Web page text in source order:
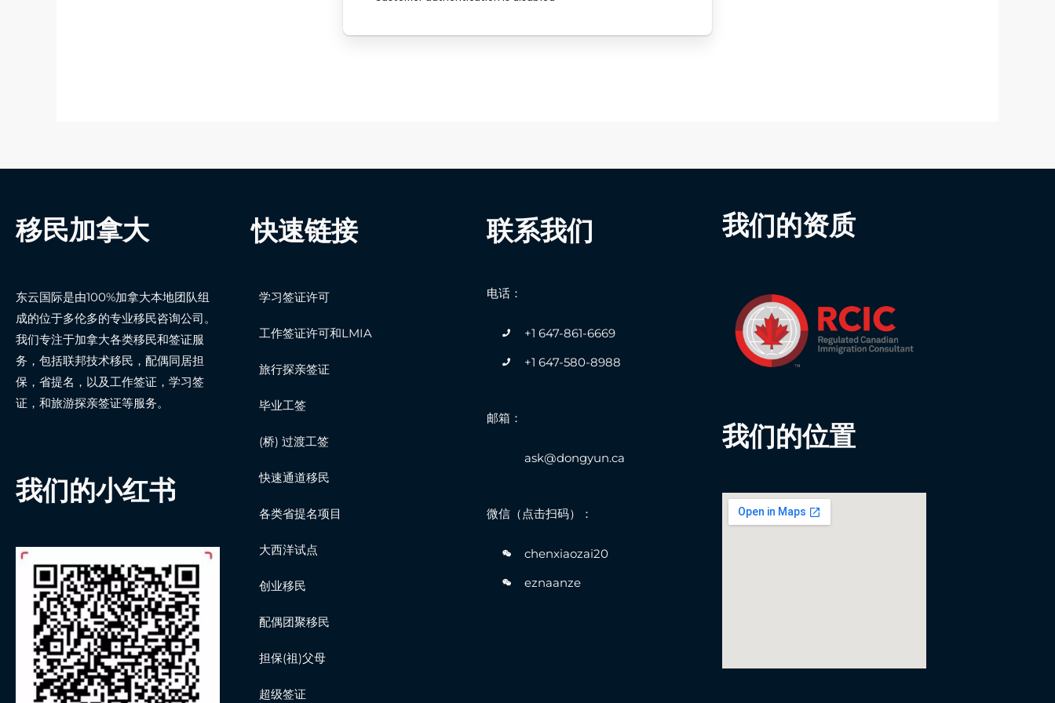
移民加拿大
东云国际是由100%加拿大本地团队组
成的位于多伦多的专业移民咨询公司。
我们专注于加拿大各类移民和签证服
务，包括联邦技术移民，配偶同居担
保，省提名，以及工作签证，学习签
证，和旅游探亲签证等服务。
我们的小红书
快速链接
学习签证许可
工作签证许可和LMIA
旅行探亲签证
毕业工签
(桥) 过渡工签
快速通道移民
各类省提名项目
大西洋试点
创业移民
配偶团聚移民
担保(祖)父母
超级签证
联系我们
电话：
+1 647-861-6669
+1 647-580-8988
邮箱：
ask@dongyun.ca
微信（点击扫码）：
chenxiaozai20
eznaanze
我们的资质
我们的位置